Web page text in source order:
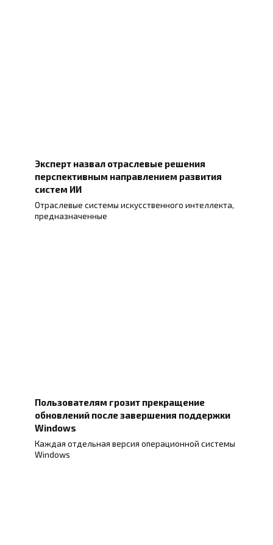
Эксперт назвал отраслевые решения
перспективным направлением развития
систем ИИ
Отраслевые системы искусственного интеллекта,
предназначенные
Пользователям грозит прекращение
обновлений после завершения поддержки
Windows
Каждая отдельная версия операционной системы
Windows